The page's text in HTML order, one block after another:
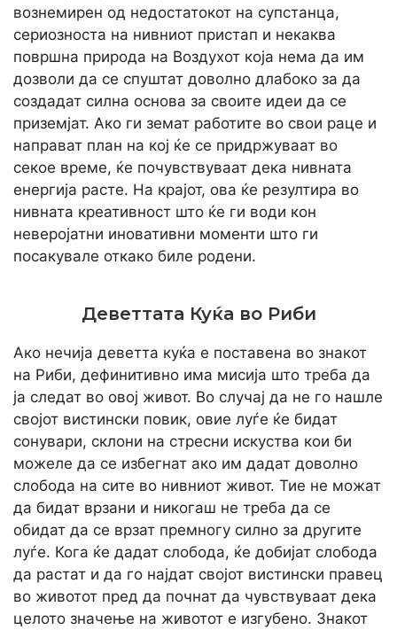
вознемирен од недостатокот на супстанца,
сериозноста на нивниот пристап и некаква
површна природа на Воздухот која нема да им
дозволи да се спуштат доволно длабоко за да
создадат силна основа за своите идеи да се
приземјат. Ако ги земат работите во свои раце и
направат план на кој ќе се придржуваат во
секое време, ќе почувствуваат дека нивната
енергија расте. На крајот, ова ќе резултира во
нивната креативност што ќе ги води кон
неверојатни иновативни моменти што ги
посакувале откако биле родени.
Деветтата Куќа во Риби
Ако нечија деветта куќа е поставена во знакот
на Риби, дефинитивно има мисија што треба да
ја следат во овој живот. Во случај да не го нашле
својот вистински повик, овие луѓе ќе бидат
сонувари, склони на стресни искуства кои би
можеле да се избегнат ако им дадат доволно
слобода на сите во нивниот живот. Тие не можат
да бидат врзани и никогаш не треба да се
обидат да се врзат премногу силно за другите
луѓе. Кога ќе дадат слобода, ќе добијат слобода
да растат и да го најдат својот вистински правец
во животот пред да почнат да чувствуваат дека
целото значење на животот е изгубено. Знакот